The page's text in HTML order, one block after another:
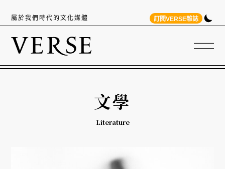
屬於我們時代的文化媒體 訂閱VERSE雜誌
文學
Literature